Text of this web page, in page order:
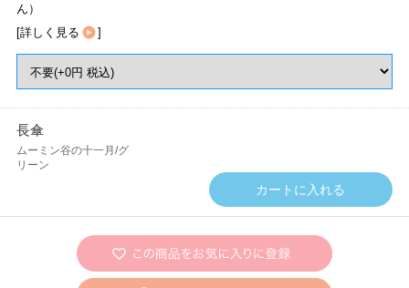
ん）
[詳しく見る ]
長傘
ムーミン谷の十一月/グ
リーン